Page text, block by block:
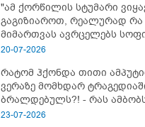
"ამ ქორწილის სტუმარი
გაგიზიაროთ, რეალურად რა
მიმართვას ავრცელებს
20-07-2026
რატომ ჰქონდა თითი
ვერაზე მომხდარ
ბრალდებულს?! - რას
23-07-2026